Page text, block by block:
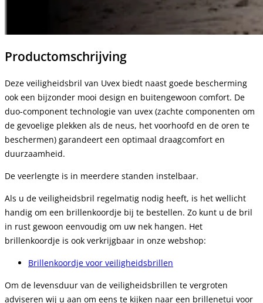
Productomschrijving
Deze veiligheidsbril van Uvex biedt naast goede bescherming
ook een bijzonder mooi design en buitengewoon comfort. De
duo-component technologie van uvex (zachte componenten om
de gevoelige plekken als de neus, het voorhoofd en de oren te
beschermen) garandeert een optimaal draagcomfort en
duurzaamheid.
De veerlengte is in meerdere standen instelbaar.
Als u de veiligheidsbril regelmatig nodig heeft, is het wellicht
handig om een brillenkoordje bij te bestellen. Zo kunt u de bril
in rust gewoon eenvoudig om uw nek hangen. Het
brillenkoordje is ook verkrijgbaar in onze webshop:
Brillenkoordje voor veiligheidsbrillen
Om de levensduur van de veiligheidsbrillen te vergroten
adviseren wij u aan om eens te kijken naar een brillenetui voor